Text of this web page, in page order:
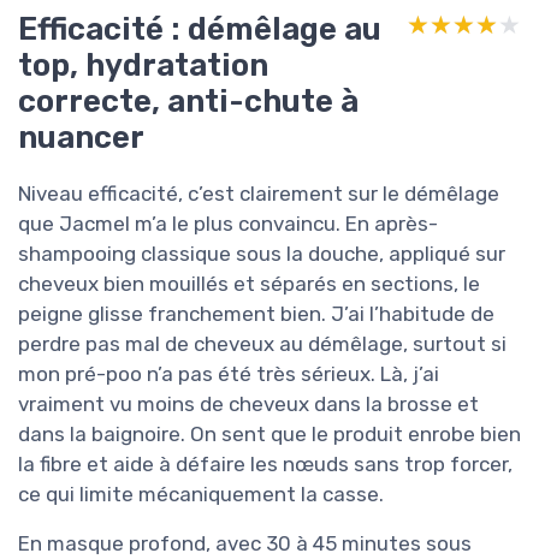
Efficacité : démêlage au
top, hydratation
correcte, anti-chute à
nuancer
★★★★★
★★★★★
Niveau efficacité, c’est clairement sur le démêlage
que Jacmel m’a le plus convaincu. En après-
shampooing classique sous la douche, appliqué sur
cheveux bien mouillés et séparés en sections, le
peigne glisse franchement bien. J’ai l’habitude de
perdre pas mal de cheveux au démêlage, surtout si
mon pré-poo n’a pas été très sérieux. Là, j’ai
vraiment vu moins de cheveux dans la brosse et
dans la baignoire. On sent que le produit enrobe bien
la fibre et aide à défaire les nœuds sans trop forcer,
ce qui limite mécaniquement la casse.
En masque profond, avec 30 à 45 minutes sous